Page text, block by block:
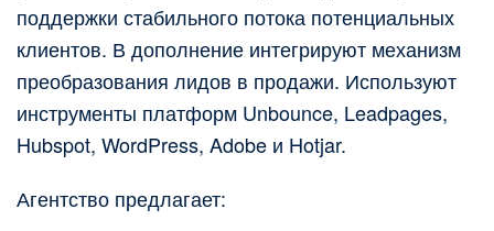
поддержки стабильного потока потенциальных
клиентов. В дополнение интегрируют механизм
преобразования лидов в продажи. Используют
инструменты платформ Unbounce, Leadpages,
Hubspot, WordPress, Adobe и Hotjar.
Агентство предлагает: